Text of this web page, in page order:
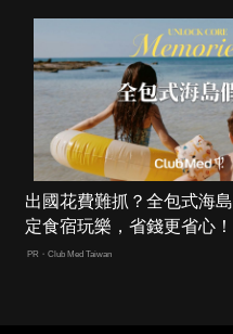
出國花費難抓？全包式海
定食宿玩樂，省錢更省心！
PR・Club Med Taiwan